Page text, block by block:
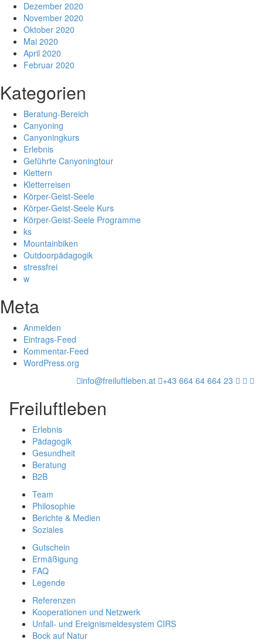
Dezember 2020
November 2020
Oktober 2020
Mai 2020
April 2020
Februar 2020
Kategorien
Beratung-Bereich
Canyoning
Canyoningkurs
Erlebnis
Geführte Canyoningtour
Klettern
Kletterreisen
Körper-Geist-Seele
Körper-Geist-Seele Kurs
Körper-Geist-Seele Programme
ks
Mountainbiken
Outdoorpädagogik
stressfrei
w
Meta
Anmelden
Eintrags-Feed
Kommentar-Feed
WordPress.org
info@freiluftleben.at
+43 664 64 664 23
Freiluftleben
Erlebnis
Pädagogik
Gesundheit
Beratung
B2B
Team
Philosophie
Berichte & Medien
Soziales
Gutschein
Ermäßigung
FAQ
Legende
Referenzen
Kooperationen und Netzwerk
Unfall- und Ereignismeldesystem CIRS
Bock auf Natur